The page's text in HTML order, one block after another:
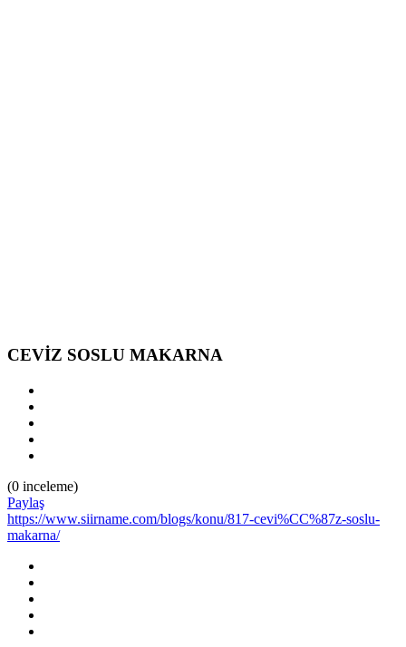
CEVİZ SOSLU MAKARNA
(0 inceleme)
Paylaş
https://www.siirname.com/blogs/konu/817-cevi%CC%87z-soslu-
makarna/